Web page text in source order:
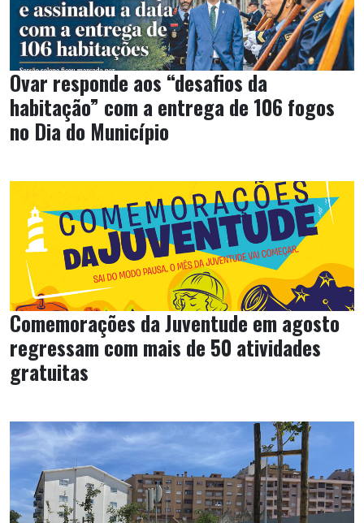
Ovar responde aos “desafios da
habitação” com a entrega de 106 fogos
no Dia do Município
Comemorações da Juventude em agosto
regressam com mais de 50 atividades
gratuitas